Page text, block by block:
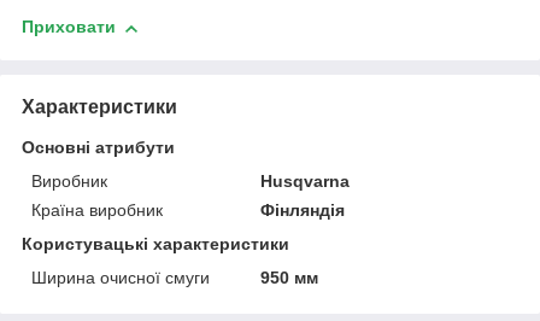
Приховати
Характеристики
Основні атрибути
Виробник
Husqvarna
Країна виробник
Фінляндія
Користувацькі характеристики
Ширина очисної смуги
950 мм